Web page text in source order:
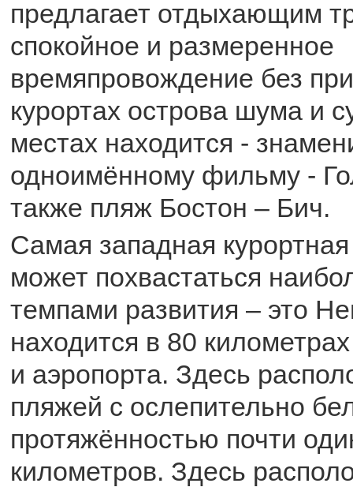
предлагает отдыхающим
спокойное и размеренное
времяпровождение без
курортах острова шума и
местах находится -
одноимённому фильму -
также пляж Бостон – Бич.
Самая западная
может похвастаться
темпами развития – это
находится в 80
и аэропорта. Здесь
пляжей с ослепительно
протяжённостью почти
километров. Здесь